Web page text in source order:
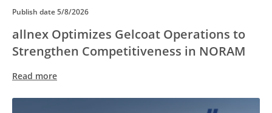
Publish date5/8/2026
allnex Optimizes Gelcoat Operations to
Strengthen Competitiveness in NORAM
Read more